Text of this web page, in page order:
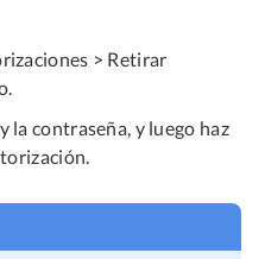
> Retirar
la contraseña, y luego haz